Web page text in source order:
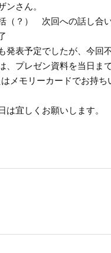
ん。
（？） 次回への話し合い
発表予定でしたが、今回
、プレゼン資料を当日ま
メモリーカードでお持
は宜しくお願いします。